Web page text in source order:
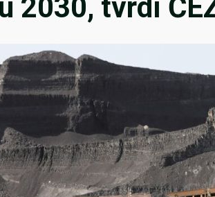
2030, tvrdí